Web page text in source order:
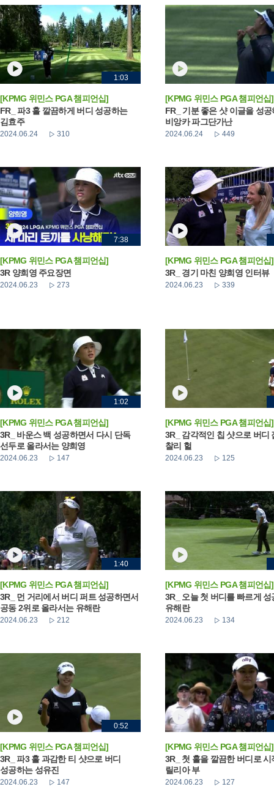
1:03
[KPMG 위민스 PGA 챔피언십]
FR_ 파3 홀 깔끔하게 버디 성공하는
김효주
2024.06.24 310
[KPMG 위민스 PGA 챔피언십]
FR_ 기분 좋은 샷 이글을 성공
비앙카 파그단가난
2024.06.24 449
7:38
[KPMG 위민스 PGA 챔피언십]
3R 양희영 주요장면
2024.06.23 273
[KPMG 위민스 PGA 챔피언십]
3R_ 경기 마친 양희영 인터뷰
2024.06.23 339
1:02
[KPMG 위민스 PGA 챔피언십]
3R_ 바운스 백 성공하면서 다시 단독
선두로 올라서는 양희영
2024.06.23 147
[KPMG 위민스 PGA 챔피언십]
3R_ 감각적인 칩 샷으로 버디
찰리 헐
2024.06.23 125
1:40
[KPMG 위민스 PGA 챔피언십]
3R_ 먼 거리에서 버디 퍼트 성공하면서
공동 2위로 올라서는 유해란
2024.06.23 212
[KPMG 위민스 PGA 챔피언십]
3R_ 오늘 첫 버디를 빠르게 성
유해란
2024.06.23 134
0:52
[KPMG 위민스 PGA 챔피언십]
3R_ 파3 홀 과감한 티 샷으로 버디
성공하는 성유진
2024.06.23 147
[KPMG 위민스 PGA 챔피언십]
3R_ 첫 홀을 깔끔한 버디로 시
릴리아 부
2024.06.23 127